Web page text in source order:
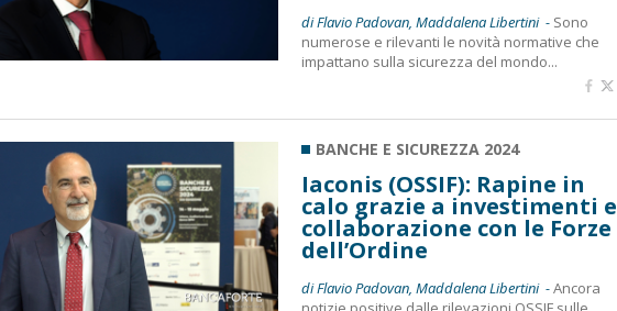
di Flavio Padovan, Maddalena Libertini - Sono
numerose e rilevanti le novità normative che
impattano sulla sicurezza del mondo...
BANCHE E SICUREZZA 2024
Iaconis (OSSIF): Rapine in
calo grazie a investimenti e
collaborazione con le Forze
dell’Ordine
di Flavio Padovan, Maddalena Libertini -Ancora